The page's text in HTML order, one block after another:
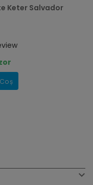
Keter Salvador
